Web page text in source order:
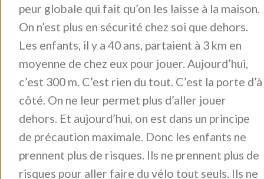
peur globale qui fait qu’on les laisse à la maison.
On n’est plus en sécurité chez soi que dehors.
Les enfants, il y a 40 ans, partaient à 3 km en
moyenne de chez eux pour jouer. Aujourd’hui,
c’est 300 m. C’est rien du tout. C’est la porte d’à
côté. On ne leur permet plus d’aller jouer
dehors. Et aujourd’hui, on est dans un principe
de précaution maximale. Donc les enfants ne
prennent plus de risques. Ils ne prennent plus de
risques pour aller faire du vélo tout seuls. Ils ne